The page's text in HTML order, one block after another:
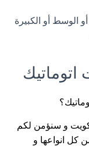
الوسط أو الكبيرة
و سنؤمن لكم
كل انواعها و